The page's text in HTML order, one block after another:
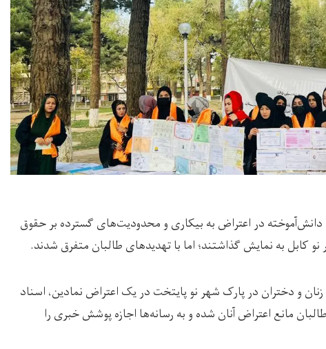
در اعتراض به بیکاری و محدودیت‌های گسترده بر حقوق
کابل به نمایش گذاشتند؛ اما با تهدیدهای طالبان متفرق شدند.
عقرب) شماری از زنان و دختران در پارک شهر نو پایتخت در یک اعتراض نمادین، اسناد
مانع اعتراض آنان شده و به رسانه‌ها اجازه پوشش خبری را